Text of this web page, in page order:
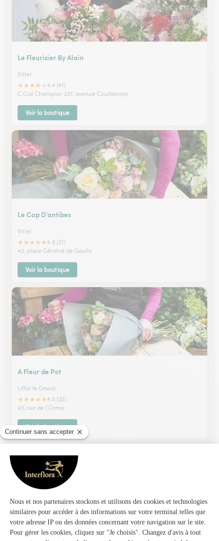
Le Fleurisier By Alain
Vittel
★★★★
4.4 (41)
C.Cial Champion 227, avenue Courberoye
Voir la boutique
Le Cap D’antibes
Vittel
★★★★★4.8 (21)
43, place Général de Gaulle
Voir la boutique
A Fleur de Pot
Liffol le Grand
★★★★★4.5 (22)
43, rue de l'Orme
Voir la boutique
La Boutique Fleurie